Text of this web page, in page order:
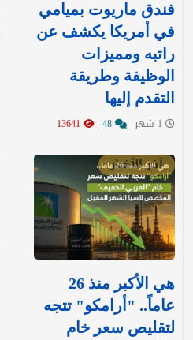
فندق ماريوت بميامي
في أمريكا يكشف عن
راتبه ومميزات
الوظيفة وطريقة
التقدم إليها
آخر الأخبار
هي الأكبر منذ 26
عاماً.. "أرامكو" تتجه
لتقليص سعر خام